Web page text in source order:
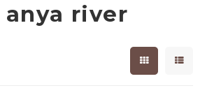
river